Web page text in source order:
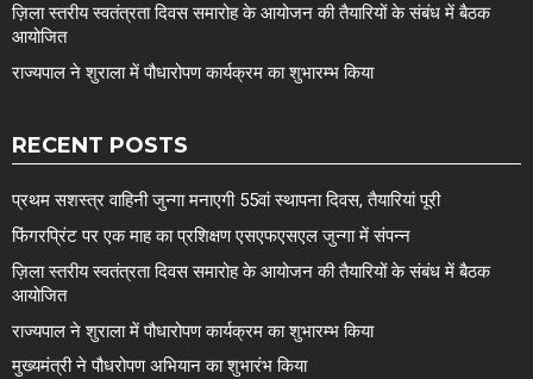
ज़िला स्तरीय स्वतंत्रता दिवस समारोह के आयोजन की तैयारियों के संबंध में बैठक
आयोजित
राज्यपाल ने शुराला में पौधारोपण कार्यक्रम का शुभारम्भ किया
RECENT POSTS
प्रथम सशस्त्र वाहिनी जुन्गा मनाएगी 55वां स्थापना दिवस, तैयारियां पूरी
फिंगरप्रिंट पर एक माह का प्रशिक्षण एसएफएसएल जुन्गा में संपन्न
ज़िला स्तरीय स्वतंत्रता दिवस समारोह के आयोजन की तैयारियों के संबंध में बैठक
आयोजित
राज्यपाल ने शुराला में पौधारोपण कार्यक्रम का शुभारम्भ किया
मुख्यमंत्री ने पौधरोपण अभियान का शुभारंभ किया